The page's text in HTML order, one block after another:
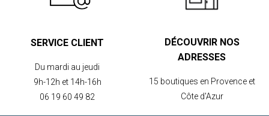
SERVICE CLIENT
Du mardi au jeudi
9h-12h et 14h-16h
06 19 60 49 82
DÉCOUVRIR NOS
ADRESSES
15 boutiques en Provence et
Côte d'Azur